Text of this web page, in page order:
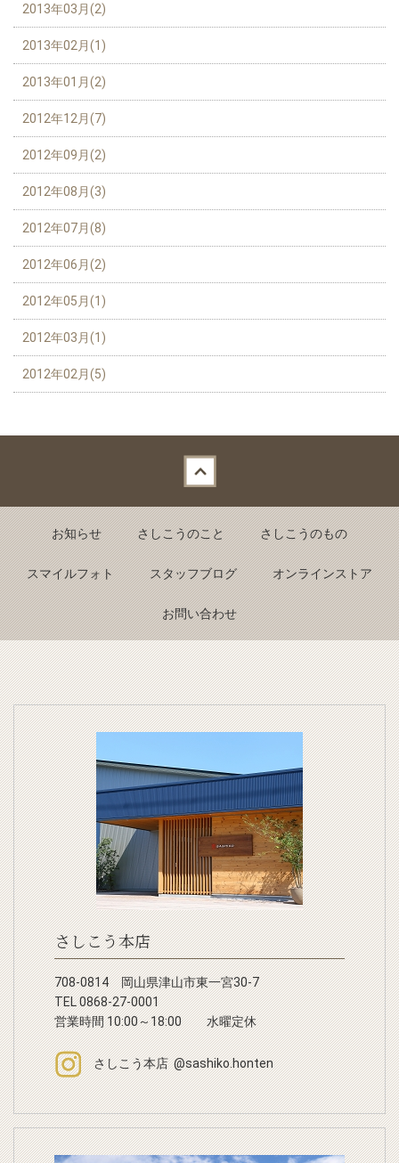
2013年03月(2)
2013年02月(1)
2013年01月(2)
2012年12月(7)
2012年09月(2)
2012年08月(3)
2012年07月(8)
2012年06月(2)
2012年05月(1)
2012年03月(1)
2012年02月(5)
お知らせ さしこうのこと さしこうのもの
スマイルフォト スタッフブログ オンラインストア
お問い合わせ
さしこう本店
708-0814 岡山県津山市東一宮30-7
TEL 0868-27-0001
営業時間 10:00～18:00 水曜定休
さしこう本店 @sashiko.honten
Back to top